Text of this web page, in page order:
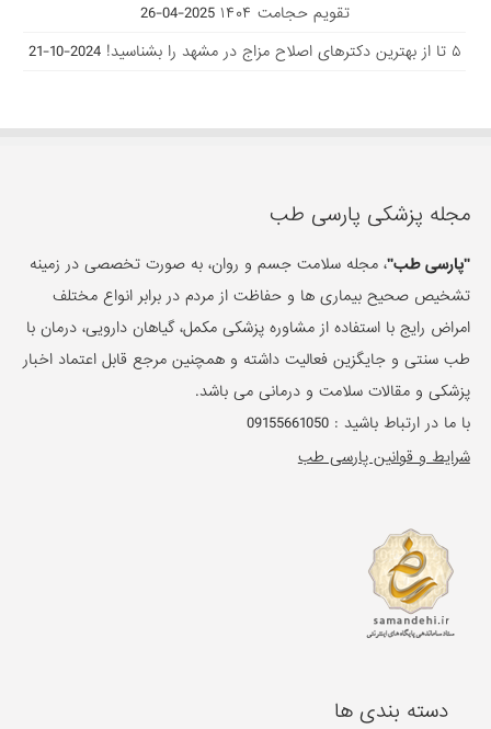
تقویم حجامت ۱۴۰۴
2025-04-26
۵ تا از بهترین دکتر‌های اصلاح مزاج در مشهد را بشناسید!
2024-10-21
مجله پزشکی پارسی طب
"پارسی طب"، مجله سلامت جسم و روان، به صورت تخصصی در زمینه
تشخیص صحیح بیماری ها و حفاظت از مردم در برابر انواع مختلف
امراض رایج با استفاده از مشاوره پزشکی مکمل، گیاهان دارویی، درمان با
طب سنتی و جایگزین فعالیت داشته و همچنین مرجع قابل اعتماد اخبار
پزشکی و مقالات سلامت و درمانی می باشد.
با ما در ارتباط باشید :09155661050
شرایط و قوانین پارسی طب
دسته بندی ها